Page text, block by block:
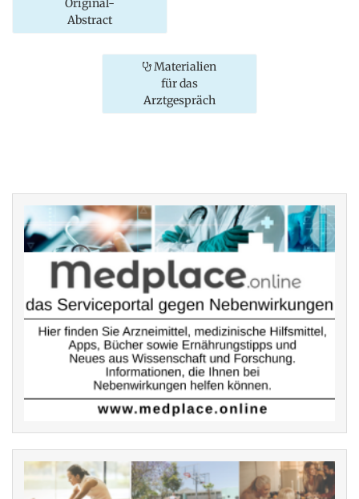
Original-
Abstract
Materialien
für das
Arztgespräch